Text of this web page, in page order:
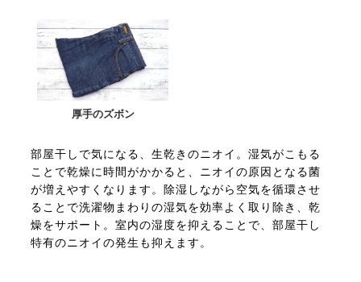
厚手のズボン
部屋干しで気になる、生乾きのニオイ。湿気がこもる
ことで乾燥に時間がかかると、ニオイの原因となる菌
が増えやすくなります。除湿しながら空気を循環させ
ることで洗濯物まわりの湿気を効率よく取り除き、乾
燥をサポート。室内の湿度を抑えることで、部屋干し
特有のニオイの発生も抑えます。